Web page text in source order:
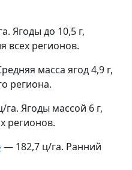
Ягоды до 10,5 г,
всех регионов.
масса ягод 4,9 г,
региона.
Ягоды массой 6 г,
регионов.
— 182,7 ц/га. Ранний